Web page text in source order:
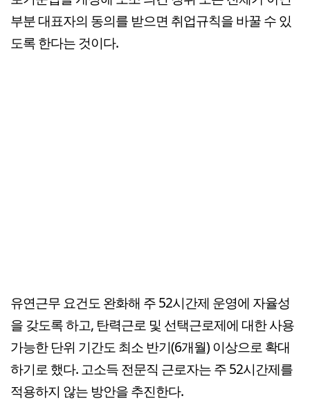
부분 대표자의 동의를 받으면 취업규칙을 바꿀 수 있
도록 한다는 것이다.
유연근무 요건도 완화해 주 52시간제 운영에 자율성
을 갖도록 하고, 탄력근로 및 선택근로제에 대한 사용
가능한 단위 기간도 최소 반기(6개월) 이상으로 확대
하기로 했다. 고소득 전문직 근로자는 주 52시간제를
적용하지 않는 방안을 추진한다.